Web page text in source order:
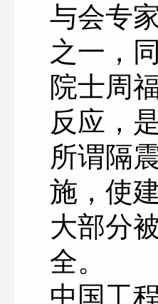
与会专
之一，
院士周
反应，
所谓隔
施，使
大部分
全。
中国工